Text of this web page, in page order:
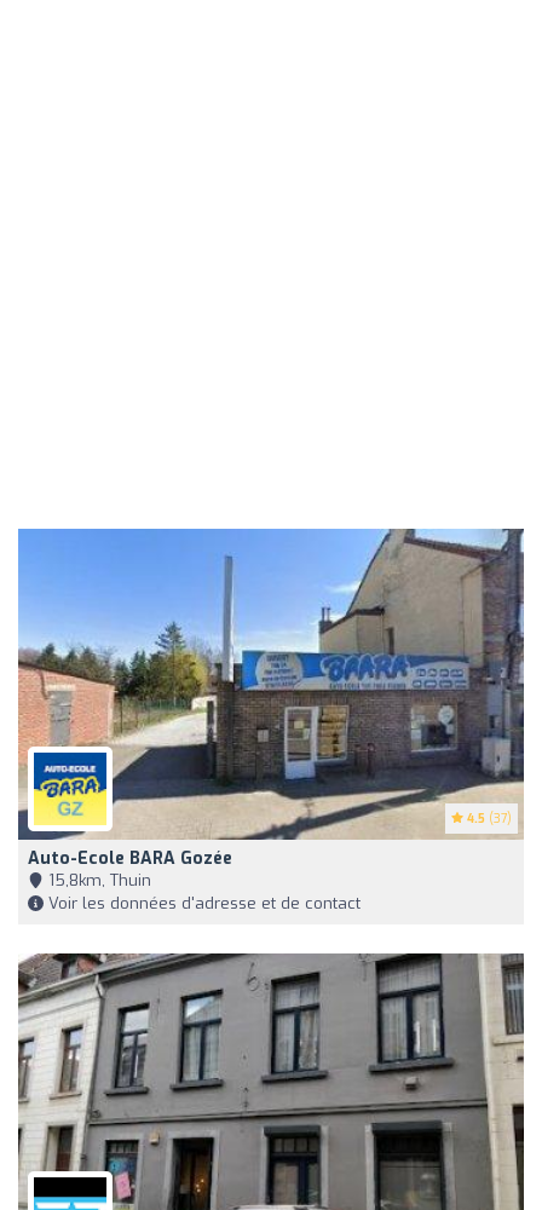
4.5 (37)
Auto-Ecole BARA Gozée
15,8km, Thuin
Voir les données d'adresse et de contact